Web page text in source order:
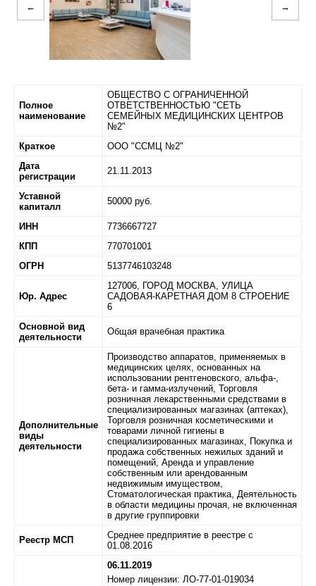
← →
Полное
наименование
ОБЩЕСТВО С ОГРАНИЧЕННОЙ
ОТВЕТСТВЕННОСТЬЮ "СЕТЬ
СЕМЕЙНЫХ МЕДИЦИНСКИХ ЦЕНТРОВ
№2"
Краткое
ООО "ССМЦ №2"
Дата
регистрации
21.11.2013
Уставной
капиталл
50000 руб.
ИНН
7736667727
КПП
770701001
ОГРН
5137746103248
Юр. Адрес
127006, ГОРОД МОСКВА, УЛИЦА
САДОВАЯ-КАРЕТНАЯ ДОМ 8 СТРОЕНИЕ
6
Основной вид
деятельности
Общая врачебная практика
Дополнительные
виды
деятельности
Производство аппаратов, применяемых в
медицинских целях, основанных на
использовании рентгеновского, альфа-,
бета- и гамма-излучений, Торговля
розничная лекарственными средствами в
специализированных магазинах (аптеках),
Торговля розничная косметическими и
товарами личной гигиены в
специализированных магазинах, Покупка и
продажа собственных нежилых зданий и
помещений, Аренда и управление
собственным или арендованным
недвижимым имуществом,
Стоматологическая практика, Деятельность
в области медицины прочая, не включенная
в другие группировки
Реестр МСП
Среднее предприятие в реестре с
01.08.2016
06.11.2019
Номер лицензии: ЛО-77-01-019034